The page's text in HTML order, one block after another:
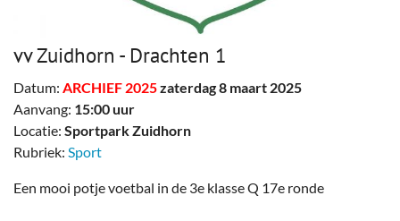
vv Zuidhorn - Drachten 1
Datum: ARCHIEF 2025zaterdag 8 maart 2025
Aanvang: 15:00 uur
Locatie: Sportpark Zuidhorn
Rubriek: Sport
Een mooi potje voetbal in de 3e klasse Q 17e ronde